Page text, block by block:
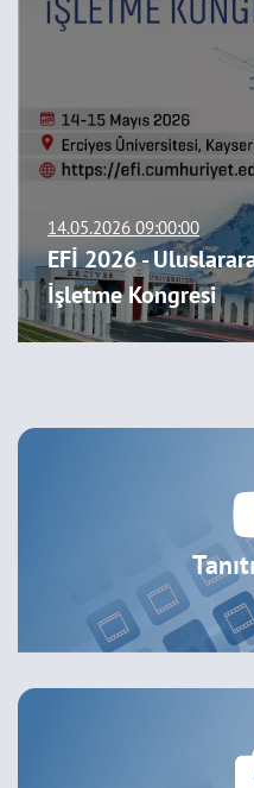
11.05.2026 13:00:00
ERÜ İİBF
Etkinliği